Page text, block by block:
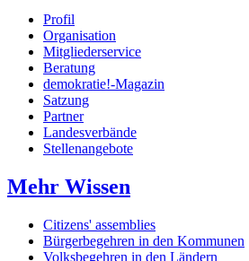
Profil
Organisation
Mitgliederservice
Beratung
demokratie!-Magazin
Satzung
Partner
Landesverbände
Stellenangebote
Mehr Wissen
Citizens' assemblies
Bürgerbegehren in den Kommunen
Volksbegehren in den Ländern